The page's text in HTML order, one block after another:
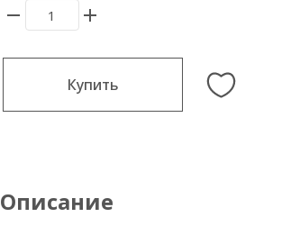
Купить
Описание